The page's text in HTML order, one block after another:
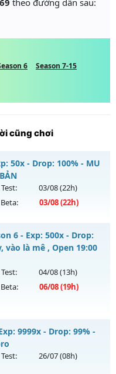
theo đường dẫn sau:
6
Season 7-15
cũng chơi
50x - Drop: 100% - MU
03/08(22h)
03/08(22h)
CẤY NGUYÊN BẢN
chủMáy chủ Thiên
6 - Exp: 500x - Drop:
vào là mê , Open 19:00
04/08(13h)
06/08(19h)
tục, event cả ngày, vào
chủ
Long Kiếmvào 19h
9999x - Drop: 99% -
26/07(08h)